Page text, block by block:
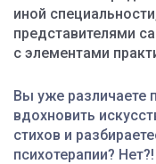
иной
представителями
с элементами
Вы уже различаете
вдохновить
стихов и
психотерапии?